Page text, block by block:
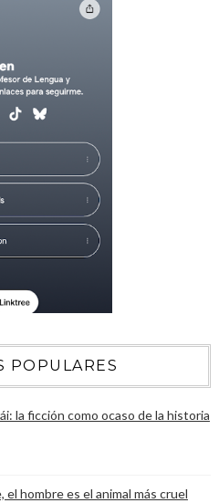
POPULARES
la ficción como ocaso de la historia
hombre es el animal más cruel